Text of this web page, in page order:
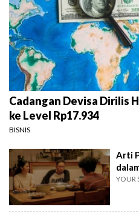
Cadangan Devisa Dirilis
ke Level Rp17.934
BISNIS
Arti
YOUR